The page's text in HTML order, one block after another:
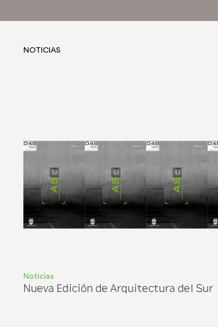
NOTICIAS
Noticias
Nueva Edición de Arquitectura del Sur